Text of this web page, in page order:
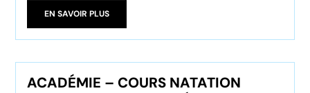
EN SAVOIR PLUS
ACADÉMIE – COURS NATATION